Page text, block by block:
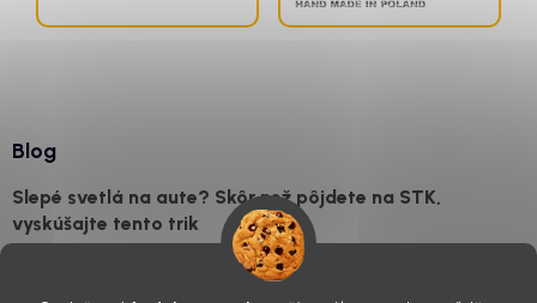
Blog
Slepé svetlá na aute? Skôr než pôjdete na STK,
vyskúšajte tento trik